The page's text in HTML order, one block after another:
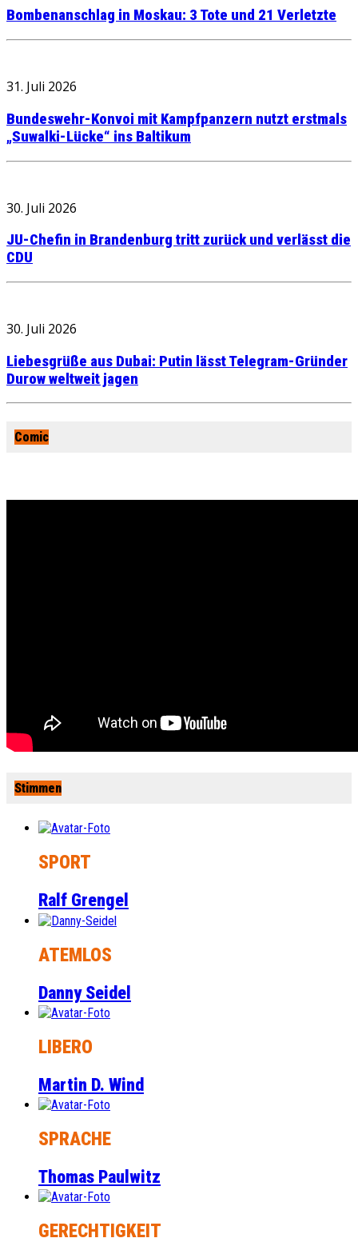
Bombenanschlag in Moskau: 3 Tote und 21 Verletzte
31. Juli 2026
Bundeswehr-Konvoi mit Kampfpanzern nutzt erstmals
„Suwalki-Lücke“ ins Baltikum
30. Juli 2026
JU-Chefin in Brandenburg tritt zurück und verlässt die
CDU
30. Juli 2026
Liebesgrüße aus Dubai: Putin lässt Telegram-Gründer
Durow weltweit jagen
Comic
Stimmen
SPORT
Ralf Grengel
ATEMLOS
Danny Seidel
LIBERO
Martin D. Wind
SPRACHE
Thomas Paulwitz
GERECHTIGKEIT